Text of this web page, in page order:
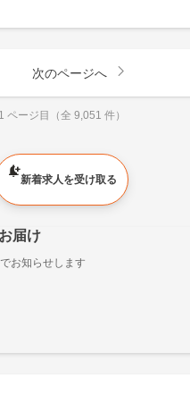
次のページへ
1 ページ目（全 9,051 件）
新着求人を受け取る
届け
お知らせします